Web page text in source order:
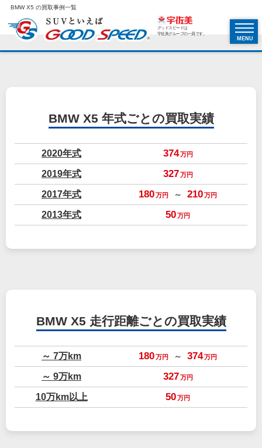
BMW X5 の買取事例一覧
グッドスピードは
宇佐美グループの一員です。
MENU
BMW X5 年式ごとの買取実績
2020年式 374 万円
2019年式 327 万円
2017年式 180万円 ～ 210万円
2013年式 50万円
BMW X5 走行距離ごとの買取実績
～ 7万km 180万円 ～ 374万円
～ 9万km 327 万円
10万km以上 50万円